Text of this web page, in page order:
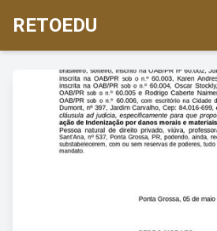
RETOEDU